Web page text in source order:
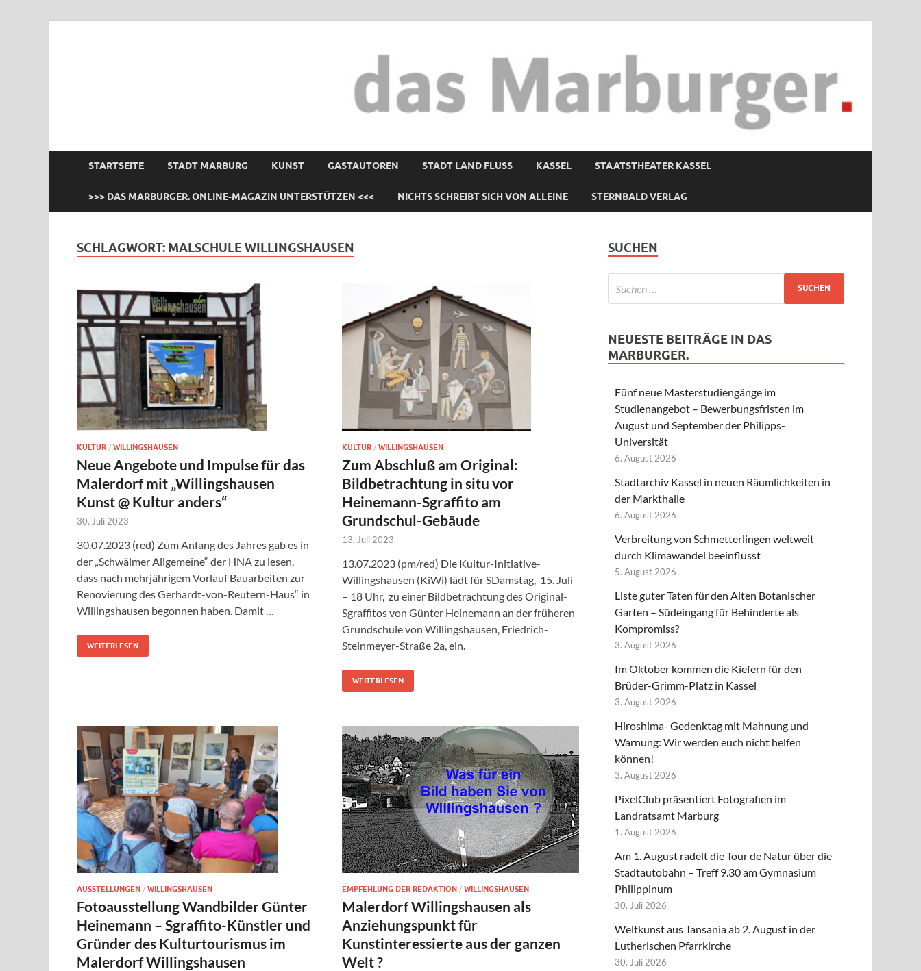
STARTSEITE STADT MARBURG KUNST GASTAUTOREN STADT LAND FLUSS KASSEL STAATSTHEATER KASSEL
>>> DAS MARBURGER. ONLINE-MAGAZIN UNTERSTÜTZEN <<< NICHTS SCHREIBT SICH VON ALLEINE STERNBALD VERLAG
SCHLAGWORT: MALSCHULE WILLINGSHAUSEN
KULTUR / WILLINGSHAUSEN
Neue Angebote und Impulse für das
Malerdorf mit „Willingshausen
Kunst @ Kultur anders“
30. Juli 2023
30.07.2023 (red) Zum Anfang des Jahres gab es in
der „Schwälmer Allgemeine“ der HNA zu lesen,
dass nach mehrjährigem Vorlauf Bauarbeiten zur
Renovierung des Gerhardt-von-Reutern-Haus“ in
Willingshausen begonnen haben. Damit …
WEITERLESEN
KULTUR / WILLINGSHAUSEN
Zum Abschluß am Original:
Bildbetrachtung in situ vor
Heinemann-Sgraffito am
Grundschul-Gebäude
13. Juli 2023
13.07.2023 (pm/red) Die Kultur-Initiative-
Willingshausen (KiWi) lädt für SDamstag, 15. Juli
– 18 Uhr, zu einer Bildbetrachtung des Original-
Sgraffitos von Günter Heinemann an der früheren
Grundschule von Willingshausen, Friedrich-
Steinmeyer-Straße 2a, ein.
WEITERLESEN
AUSSTELLUNGEN / WILLINGSHAUSEN
Fotoausstellung Wandbilder Günter
Heinemann – Sgraffito-Künstler und
Gründer des Kulturtourismus im
Malerdorf Willingshausen
EMPFEHLUNG DER REDAKTION / WILLINGSHAUSEN
Malerdorf Willingshausen als
Anziehungspunkt für
Kunstinteressierte aus der ganzen
Welt ?
SUCHEN
NEUESTE BEITRÄGE IN DAS
MARBURGER.
Fünf neue Masterstudiengänge im
Studienangebot – Bewerbungsfristen im
August und September der Philipps-
Universität
6. August 2026
Stadtarchiv Kassel in neuen Räumlichkeiten in
der Markthalle
6. August 2026
Verbreitung von Schmetterlingen weltweit
durch Klimawandel beeinflusst
5. August 2026
Liste guter Taten für den Alten Botanischer
Garten – Südeingang für Behinderte als
Kompromiss?
3. August 2026
Im Oktober kommen die Kiefern für den
Brüder-Grimm-Platz in Kassel
3. August 2026
Hiroshima- Gedenktag mit Mahnung und
Warnung: Wir werden euch nicht helfen
können!
3. August 2026
PixelClub präsentiert Fotografien im
Landratsamt Marburg
1. August 2026
Am 1. August radelt die Tour de Natur über die
Stadtautobahn – Treff 9.30 am Gymnasium
Philippinum
30. Juli 2026
Weltkunst aus Tansania ab 2. August in der
Lutherischen Pfarrkirche
30. Juli 2026